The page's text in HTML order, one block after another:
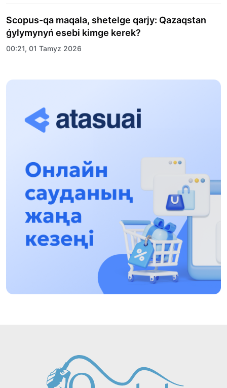
Scopus-qa maqala, shetelge qarjy: Qazaqstan
ǵylymynyń esebi kimge kerek?
00:21, 01 Tamyz 2026
«Zań kerýeni» jobasy: Abaı oblysynda quqyqtyq
17:31, 31 Shilde 2026
13:13, 30 Shilde 2026
Asqat Asylbekov: Kúshti bılikke kúshti tulǵalar
kerek!
12:01, 28 Shilde 2026
Abzal Dostıar: Dýman Muhametkárimdi Almaty
túrmesine aýystyrýy múmkin
16:15, 27 Shilde 2026
Eńbek adamyna kórsetilgen qurmet: Almaty